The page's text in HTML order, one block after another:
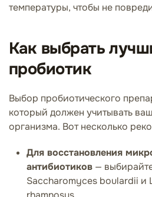
температуры, чтобы не
Как выбрать
пробиотик
Выбор пробиотического
который должен учитывать
организма. Вот несколько
Для восстановления
антибиотиков —
Saccharomyces boulardii и